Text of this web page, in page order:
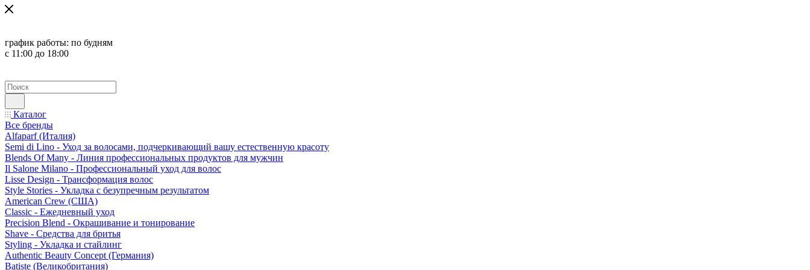
график работы: по будням
с 11:00 до 18:00
Каталог
Все бренды
Alfaparf (Италия)
Semi di Lino - Уход за волосами, подчеркивающий вашу естественную красоту
Blends Of Many - Линия профессиональных продуктов для мужчин
Il Salone Milano - Профессиональный уход для волос
Lisse Design - Трансформация волос
Style Stories - Укладка с безупречным результатом
American Crew (США)
Classic - Ежедневный уход
Precision Blend - Окрашивание и тонирование
Shave - Средства для бритья
Styling - Укладка и стайлинг
Authentic Beauty Concept (Германия)
Batiste (Великобритания)